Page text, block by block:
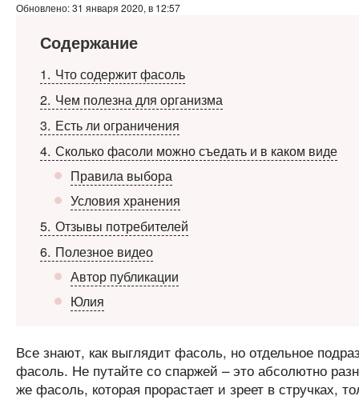
Обновлено: 31 января 2020, в 12:57
Содержание
1
Что содержит фасоль
2 Чем полезна для организма
3 Есть ли ограничения
4 Сколько фасоли можно съедать и в каком виде
Правила выбора
Условия хранения
5 Отзывы потребителей
6 Полезное видео
Автор публикации
Юлия
Все знают, как выглядит фасоль, но отдельное
фасоль. Не путайте со спаржей – это абсолютно
же фасоль, которая прорастает и зреет в стручках,